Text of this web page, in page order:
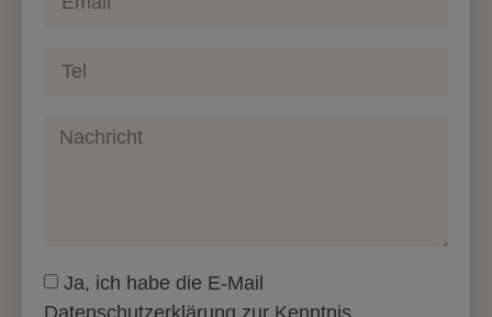
Ja, ich habe die E-Mail